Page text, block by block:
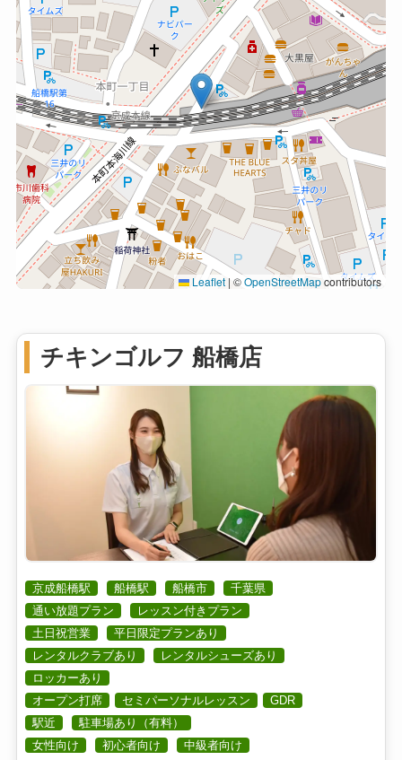
Leaflet | ©OpenStreetMapcontributors
チキンゴルフ 船橋店
京成船橋駅 船橋駅 船橋市
千葉県
通い放題プラン
レッスン付きプラン
土日祝営業
平日限定プランあり
レンタルクラブあり
レンタルシューズあり
ロッカーあり
オープン打席
セミパーソナルレッスン
GDR
駅近
駐車場あり（有料）
女性向け
初心者向け 中級者向け